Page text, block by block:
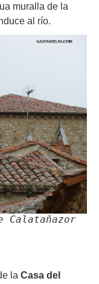
muralla de la
al río.
Calatañazor
la Casa del